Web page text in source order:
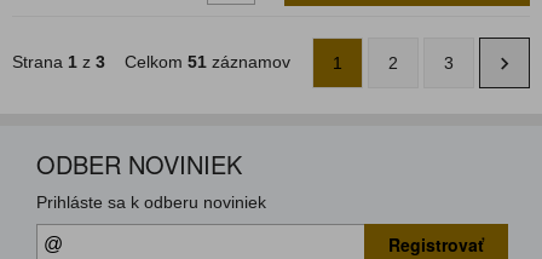
Strana 1 z 3 Celkom 51 záznamov 1 2 3
ODBER NOVINIEK
Prihláste sa k odberu noviniek
Registrovať